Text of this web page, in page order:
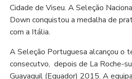
Cidade de Viseu. A Seleção
Down conquistou a medalha de
com a Itália.
A Seleção Portuguesa alcançou o
consecutvo, depois de La Roche-
Guayaquil (Equador) 2015. A